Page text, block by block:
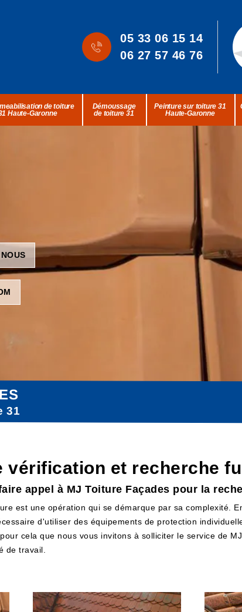
05 33 06 15 14
06 27 57 46 76
de toiture
Haute-Garonne
Démoussage
de toiture 31
Peinture sur toiture 31
Haute-Garonne
31
vérification et recherche
appel à MJ Toiture Façades pour la
est une opération qui se démarque par sa complexité.
d'utiliser des équipements de protection
cela que nous vous invitons à solliciter le service de
de travail.